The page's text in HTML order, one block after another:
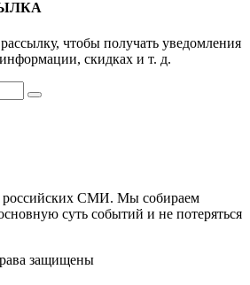
чтобы получать уведомления
скидках и т. д.
российских СМИ. Мы собираем
суть событий и не потеряться
защищены